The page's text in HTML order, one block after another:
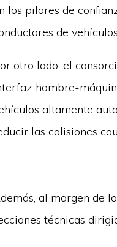
los pilares de
de
otro lado, el
hombre-
altamente
las colisiones
al margen de
técnicas